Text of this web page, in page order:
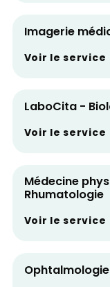
Imagerie
Voir le service
LaboCita -
Voir le service
Médecine
Rhumatologie
Voir le service
Ophtalmologie